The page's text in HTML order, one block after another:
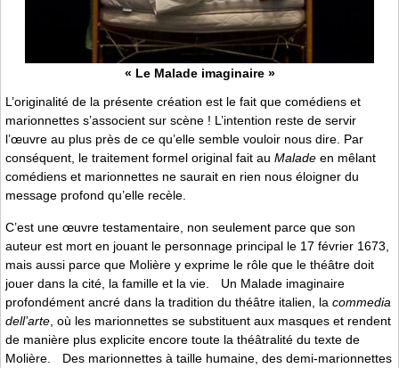
« Le Malade imaginaire »
L’originalité de la présente création est le fait que comédiens et
marionnettes s’associent sur scène ! L’intention reste de servir
l’œuvre au plus près de ce qu’elle semble vouloir nous dire. Par
conséquent, le traitement formel original fait au Malade en mêlant
comédiens et marionnettes ne saurait en rien nous éloigner du
message profond qu’elle recèle.
C’est une œuvre testamentaire, non seulement parce que son
auteur est mort en jouant le personnage principal le 17 février 1673,
mais aussi parce que Molière y exprime le rôle que le théâtre doit
jouer dans la cité, la famille et la vie. Un Malade imaginaire
profondément ancré dans la tradition du théâtre italien, la commedia
dell’arte , où les marionnettes se substituent aux masques et rendent
de manière plus explicite encore toute la théâtralité du texte de
Molière. Des marionnettes à taille humaine, des demi-marionnettes